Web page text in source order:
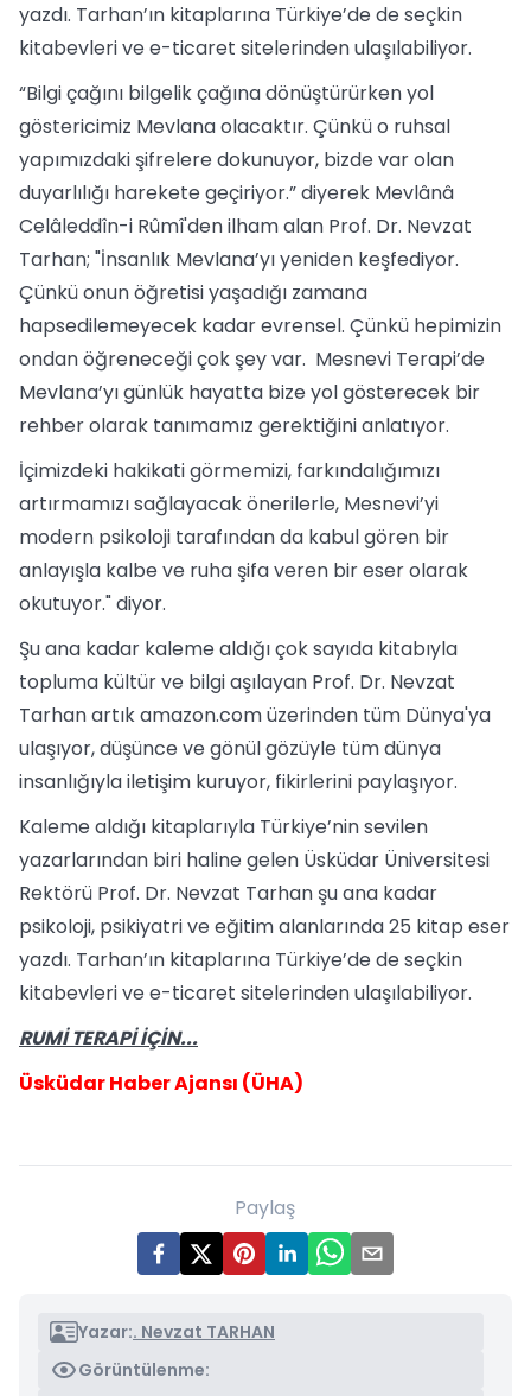
yazdı. Tarhan’ın kitaplarına Türkiye’de de seçkin
kitabevleri ve e-ticaret sitelerinden ulaşılabiliyor.
“Bilgi çağını bilgelik çağına dönüştürürken yol
göstericimiz Mevlana olacaktır. Çünkü o ruhsal
yapımızdaki şifrelere dokunuyor, bizde var olan
duyarlılığı harekete geçiriyor.” diyerek Mevlânâ
Celâleddîn-i Rûmî'den ilham alan Prof. Dr. Nevzat
Tarhan; "İnsanlık Mevlana’yı yeniden keşfediyor.
Çünkü onun öğretisi yaşadığı zamana
hapsedilemeyecek kadar evrensel. Çünkü hepimizin
ondan öğreneceği çok şey var. Mesnevi Terapi’de
Mevlana’yı günlük hayatta bize yol gösterecek bir
rehber olarak tanımamız gerektiğini anlatıyor.
İçimizdeki hakikati görmemizi, farkındalığımızı
artırmamızı sağlayacak önerilerle, Mesnevi’yi
modern psikoloji tarafından da kabul gören bir
anlayışla kalbe ve ruha şifa veren bir eser olarak
okutuyor." diyor.
Şu ana kadar kaleme aldığı çok sayıda kitabıyla
topluma kültür ve bilgi aşılayan Prof. Dr. Nevzat
Tarhan artık amazon.com üzerinden tüm Dünya'ya
ulaşıyor, düşünce ve gönül gözüyle tüm dünya
insanlığıyla iletişim kuruyor, fikirlerini paylaşıyor.
Kaleme aldığı kitaplarıyla Türkiye’nin sevilen
yazarlarından biri haline gelen Üsküdar Üniversitesi
Rektörü Prof. Dr. Nevzat Tarhan şu ana kadar
psikoloji, psikiyatri ve eğitim alanlarında 25 kitap eser
yazdı. Tarhan’ın kitaplarına Türkiye’de de seçkin
kitabevleri ve e-ticaret sitelerinden ulaşılabiliyor.
RUMİ TERAPİ İÇİN...
Üsküdar Haber Ajansı (ÜHA)
Paylaş
Yazar:. Nevzat TARHAN
Görüntülenme: